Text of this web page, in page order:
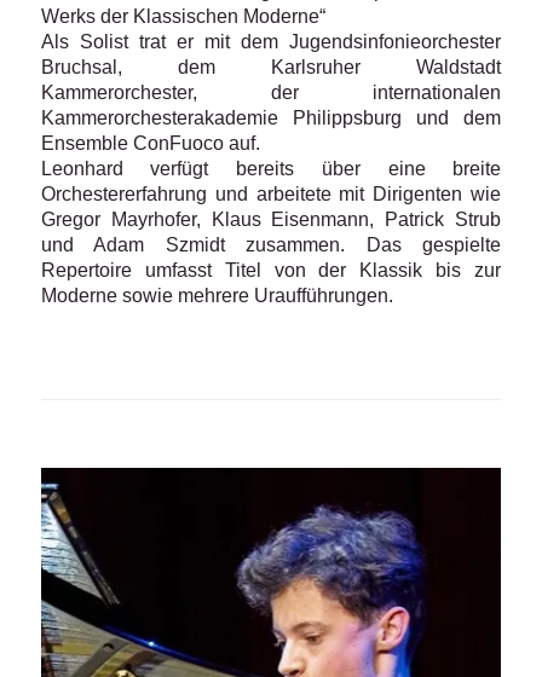
Werks der Klassischen Moderne“
Als Solist trat er mit dem Jugendsinfonieorchester
Bruchsal, dem Karlsruher Waldstadt
Kammerorchester, der internationalen
Kammerorchesterakademie Philippsburg und dem
Ensemble ConFuoco auf.
Leonhard verfügt bereits über eine breite
Orchestererfahrung und arbeitete mit Dirigenten wie
Gregor Mayrhofer, Klaus Eisenmann, Patrick Strub
und Adam Szmidt zusammen. Das gespielte
Repertoire umfasst Titel von der Klassik bis zur
Moderne sowie mehrere Uraufführungen.